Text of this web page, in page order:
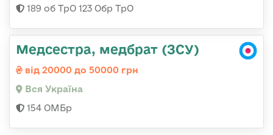
189 об ТрО 123 Обр ТрО
Медсестра, медбрат (ЗСУ)
від 20000 до 50000 грн
Вся Україна
154 ОМБр